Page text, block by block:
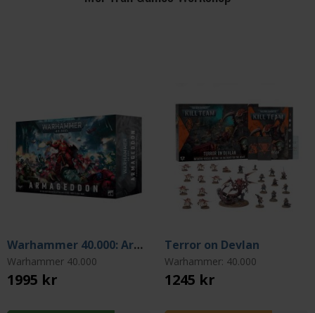
Warhammer 40.000: Armageddon (Startbox 11th edition)
Warhammer 40.000
1995 kr
Terror on Devlan
Warhammer: 40.000
1245 kr